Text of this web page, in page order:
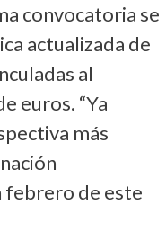
convocatoria se
actualizada de
al
euros. “Ya
más
febrero de este